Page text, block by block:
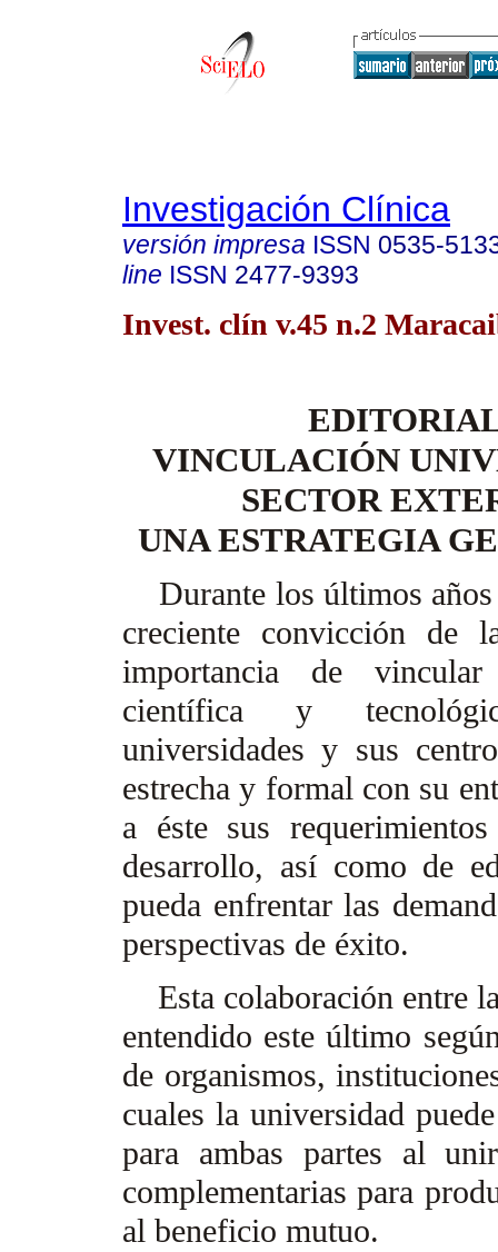
Investigación Clínica
versión impresa ISSN 0535-
line ISSN 2477-9393
Invest. clín v.45 n.2
VINCULACIÓN
SECTOR
UNA ESTRATEGIA
Durante los últimos
creciente convicción de
importancia de
científica y
universidades y sus
estrecha y formal con su
a éste sus
desarrollo, así como de
pueda enfrentar las
perspectivas de éxito.
Esta colaboración entre
entendido este último
de organismos,
cuales la universidad
para ambas partes al
complementarias para
al beneficio mutuo.